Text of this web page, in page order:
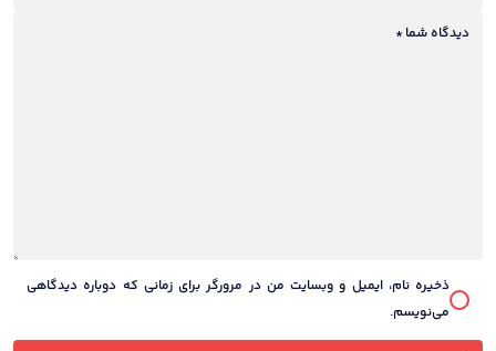
دیدگاه شما *
ذخیره نام، ایمیل و وبسایت من در مرورگر برای زمانی که دوباره دیدگاهی
می‌نویسم.